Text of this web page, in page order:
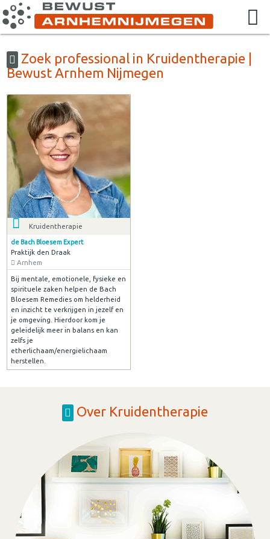
Zoek professional in Kruidentherapie |
Bewust Arnhem Nijmegen
Kruidentherapie
de Bach Bloesem Expert
Praktijk den Draak
Arnhem
Bij mentale, emotionele, fysieke en
spirituele zaken helpen de Bach
Bloesem Remedies om helderheid
en inzicht te verkrijgen in jezelf en
je omgeving. Hierdoor kom je
geleidelijk meer in balans en kan
zelfs je
etherlichaam/energielichaam
herstellen.
Over Kruidentherapie